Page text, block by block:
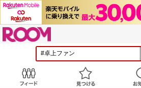
見つける